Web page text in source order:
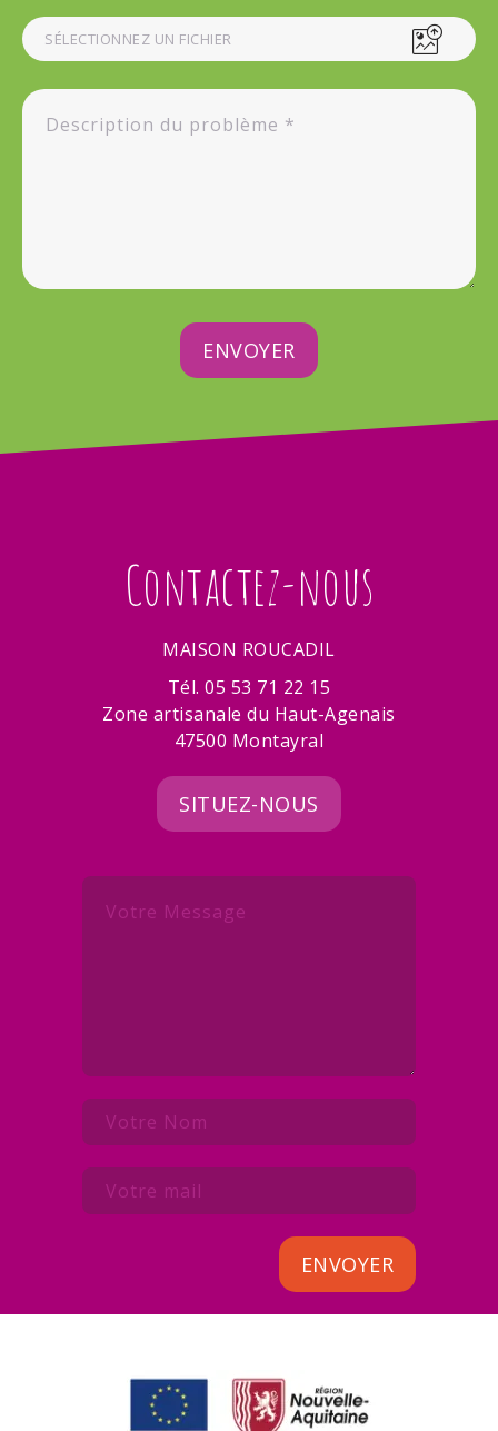
SÉLECTIONNEZ UN FICHIER
ENVOYER
Contactez-nous
MAISON ROUCADIL
Tél. 05 53 71 22 15
Zone artisanale du Haut-Agenais
47500 Montayral
SITUEZ-NOUS
ENVOYER